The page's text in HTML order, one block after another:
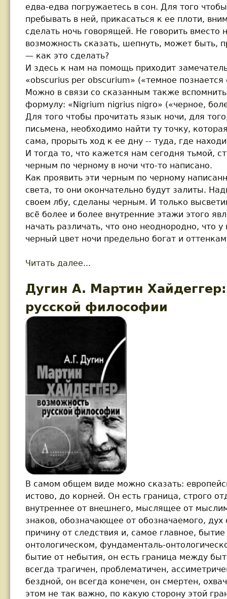
едва-едва погружаетесь в сон. Для того
пребывать в ней, прикасаться к ее плоти,
сделать ночь говорящей. Не говорить вместо
возможность сказать, шепнуть, может быть,
— как это сделать?
И здесь к нам на помощь приходит
«obscurius per obscurium» («темное
Можно в связи со сказанным также
формулу: «Nigrium nigrius nigro» («черное,
Для того чтобы прочитать язык ночи, для
письмена, необходимо найти ту точку,
сама, прорыть ход к ее дну -- туда, где
И тогда то, что кажется нам сегодня тьмой,
черным по черному в ночи что-то написано.
Как проявить эти черным по черному
света, то они окончательно будут залиты.
своем лбу, сделаны черным. И только
всё более и более внутренние этажи этого
начать различать, что оно неоднородно, что
черный цвет ночи предельно богат и
Читать далее...
Дугин А. Мартин
русской философии
В самом общем виде можно сказать:
истово, до корней. Он есть граница, строго
внутреннее от внешнего, мыслящее от
знаков, обозначающее от обозначаемого,
причину от следствия и, самое главное,
онтологическом, фундаменталь-
бытие от небытия, он есть граница между
всегда трагичен, проблематичен,
бездной, он всегда конечен, он смертен,
этом не так важно, по какую сторону этой